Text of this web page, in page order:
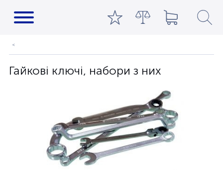
Гайкові ключі, набори з них